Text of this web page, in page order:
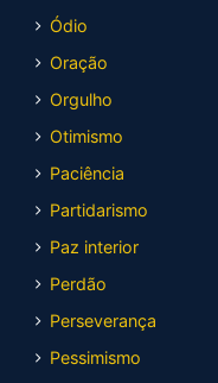
Ódio
Oração
Orgulho
Otimismo
Paciência
Partidarismo
Paz interior
Perdão
Perseverança
Pessimismo